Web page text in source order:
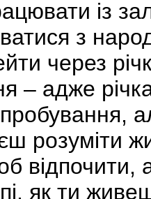
із
з
через
– адже
розуміти
відпочити,
як ти